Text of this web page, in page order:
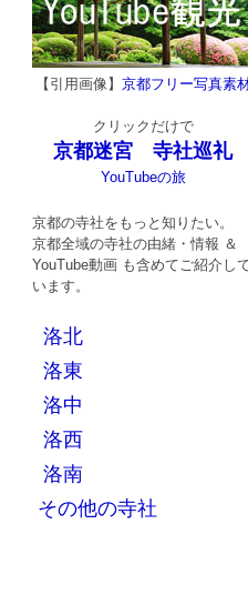
【引用画像】 京都フリー写真素
クリックだけで
京都迷宮 寺社巡礼
YouTubeの旅
京都の寺社をもっと知りたい。
京都全域の寺社の由緒・情報 ＆
YouTube動画 も含めてご紹介し
います。
洛北
洛東
洛中
洛西
洛南
その他の寺社